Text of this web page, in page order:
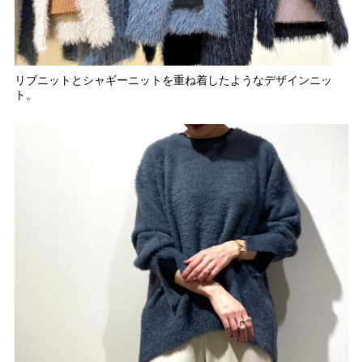
リブニットとシャギーニットを重ね着したようなデザインニッ
ト。